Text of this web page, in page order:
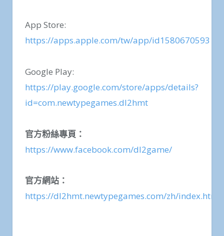
App Store:
https://apps.apple.com/tw/app/id1580670593
Google Play:
https://play.google.com/store/apps/details?
id=com.newtypegames.dl2hmt
官方粉絲專頁：
https://www.facebook.com/dl2game/
官方網站：
https://dl2hmt.newtypegames.com/zh/index.html